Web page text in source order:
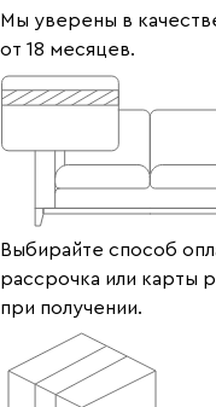
Мы уверены в
от 18 месяцев.
Выбирайте способ
рассрочка или карты
при получении.